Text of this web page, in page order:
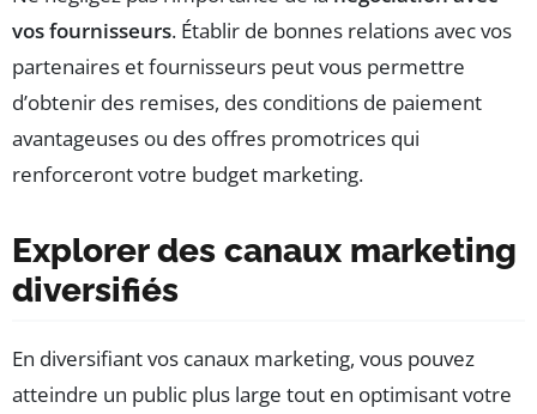
vos fournisseurs. Établir de bonnes relations avec vos
partenaires et fournisseurs peut vous permettre
d’obtenir des remises, des conditions de paiement
avantageuses ou des offres promotrices qui
renforceront votre budget marketing.
Explorer des canaux marketing
diversifiés
En diversifiant vos canaux marketing, vous pouvez
atteindre un public plus large tout en optimisant votre